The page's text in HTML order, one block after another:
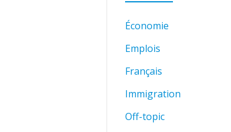
Économie
Emplois
Français
Immigration
Off-topic